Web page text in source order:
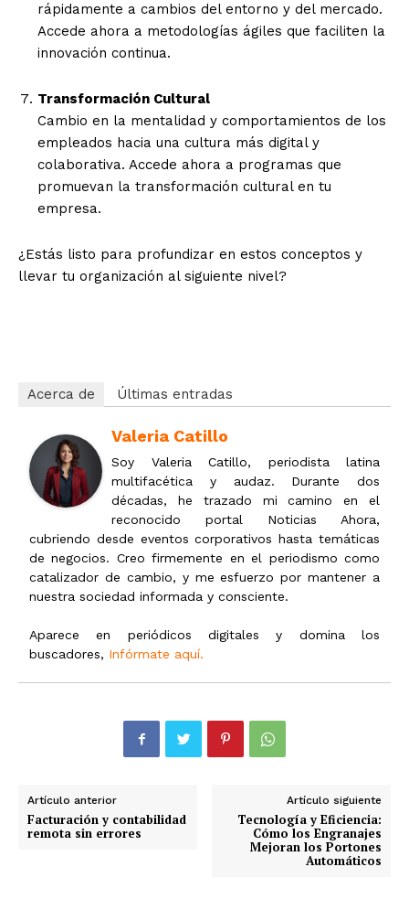
rápidamente a cambios del entorno y del mercado.
Accede ahora a metodologías ágiles que faciliten la
innovación continua.
Transformación Cultural
Cambio en la mentalidad y comportamientos de los
empleados hacia una cultura más digital y
colaborativa. Accede ahora a programas que
promuevan la transformación cultural en tu
empresa.
¿Estás listo para profundizar en estos conceptos y
llevar tu organización al siguiente nivel?
Acerca de Últimas entradas
Valeria Catillo
Soy Valeria Catillo, periodista latina
multifacética y audaz. Durante dos
décadas, he trazado mi camino en el
reconocido portal Noticias Ahora,
cubriendo desde eventos corporativos hasta temáticas
de negocios. Creo firmemente en el periodismo como
catalizador de cambio, y me esfuerzo por mantener a
nuestra sociedad informada y consciente.
Aparece en periódicos digitales y domina los
buscadores, Infórmate aquí.
Artículo anterior
Facturación y contabilidad
remota sin errores
Artículo siguiente
Tecnología y Eficiencia:
Cómo los Engranajes
Mejoran los Portones
Automáticos